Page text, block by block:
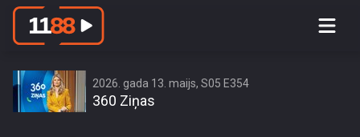
Jau septembrī daļa pasažieru
2026. gada 13. maijs, S05 E354
360 Ziņas